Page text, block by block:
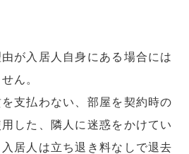
が入居人自身にある場合には
ん。
支払わない、部屋を契約時の
した、隣人に迷惑をかけてい
居人は立ち退き料なしで退去